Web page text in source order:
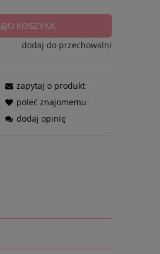
DO KOSZYKA
dodaj do przechowalni
zapytaj o produkt
poleć znajomemu
dodaj opinię